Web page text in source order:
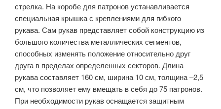
стрелка. На коробе для патронов устанавливается
специальная крышка с креплениями для гибкого
рукава. Сам рукав представляет собой конструкцию из
большого количества металлических сегментов,
способных изменять положение относительно друг
друга в пределах определенных секторов. Длина
рукава составляет 160 см, ширина 10 см, толщина –2,5
см, что позволяет ему вмещать в себя до 75 патронов.
При необходимости рукав оснащается защитным